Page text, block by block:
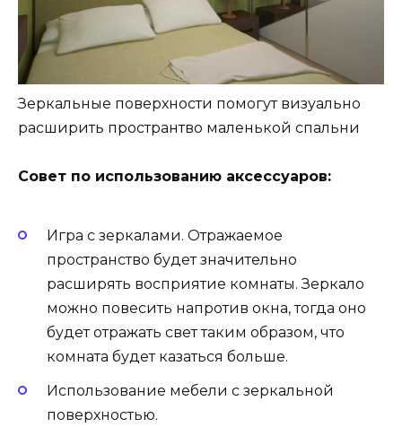
Зеркальные поверхности помогут визуально
расширить пространтво маленькой спальни
Совет по использованию аксессуаров:
Игра с зеркалами. Отражаемое
пространство будет значительно
расширять восприятие комнаты. Зеркало
можно повесить напротив окна, тогда оно
будет отражать свет таким образом, что
комната будет казаться больше.
Использование мебели с зеркальной
поверхностью.